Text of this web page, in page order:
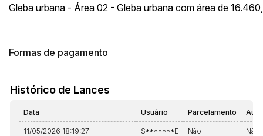
Gleba urbana - Área 02 - Gleba urbana com área de
Formas de pagamento
Histórico de Lances
Data Usuário Parcelamento
11/05/2026 18:19:27 S*******E Não Não